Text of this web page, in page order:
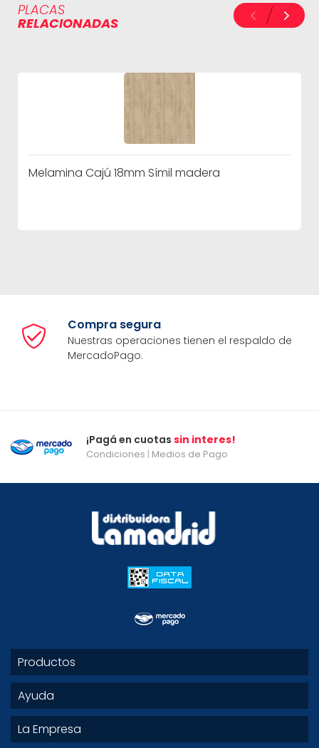
PLACAS
RELACIONADAS
Melamina Cajú 18mm Símil madera
Compra segura
Nuestras operaciones tienen el respaldo de
MercadoPago.
¡Pagá en cuotas sin interes!
Condiciones | Medios de Pago
Productos
Ayuda
La Empresa